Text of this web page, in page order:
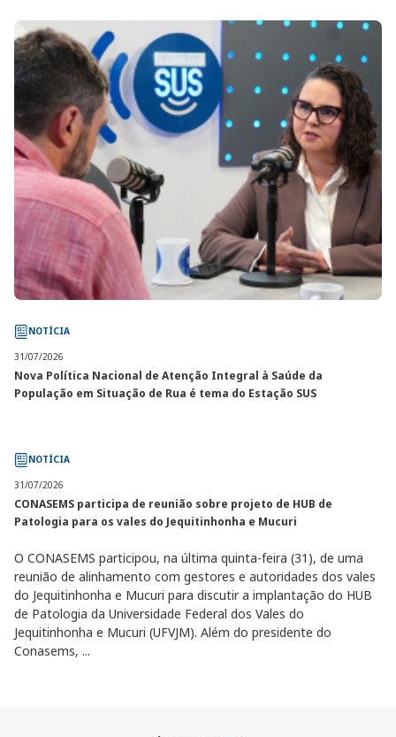
NOTÍCIA
31/07/2026
Nova Política Nacional de Atenção Integral à Saúde da
População em Situação de Rua é tema do Estação SUS
NOTÍCIA
31/07/2026
CONASEMS participa de reunião sobre projeto de HUB de
Patologia para os vales do Jequitinhonha e Mucuri
O CONASEMS participou, na última quinta-feira (31), de uma
reunião de alinhamento com gestores e autoridades dos vales
do Jequitinhonha e Mucuri para discutir a implantação do HUB
de Patologia da Universidade Federal dos Vales do
Jequitinhonha e Mucuri (UFVJM). Além do presidente do
Conasems, ...